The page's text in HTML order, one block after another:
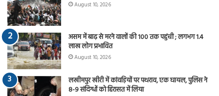
August 10, 2026
असम में बाढ़ से मरने वालों की 100 तक पहुंची ; लगभग 1.4
लाख लोग प्रभावित
August 10, 2026
लखीमपुर खीरी में कांवड़ियों पर पथराव, एक घायल, पुलिस ने
8-9 संदिग्धों को हिरासत में लिया